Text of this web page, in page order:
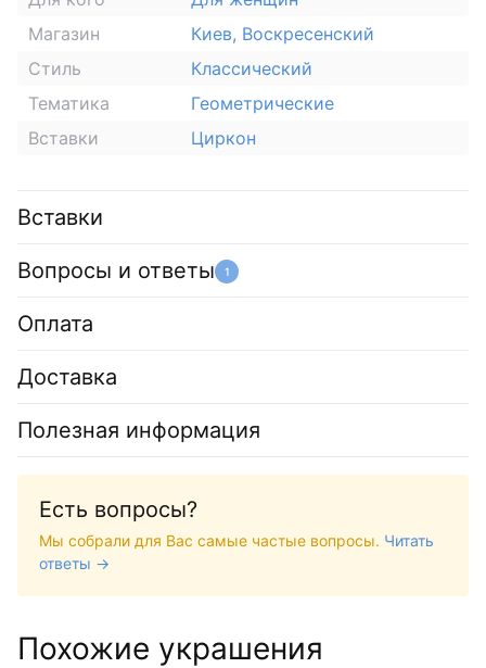
Магазин
Киев, Воскресенский
Стиль
Классический
Тематика
Геометрические
Вставки
Циркон
Вставки
Вопросы и ответы 1
Оплата
Доставка
Полезная информация
Есть вопросы?
Мы собрали для Вас самые частые вопросы. Читать
ответы →
Похожие украшения